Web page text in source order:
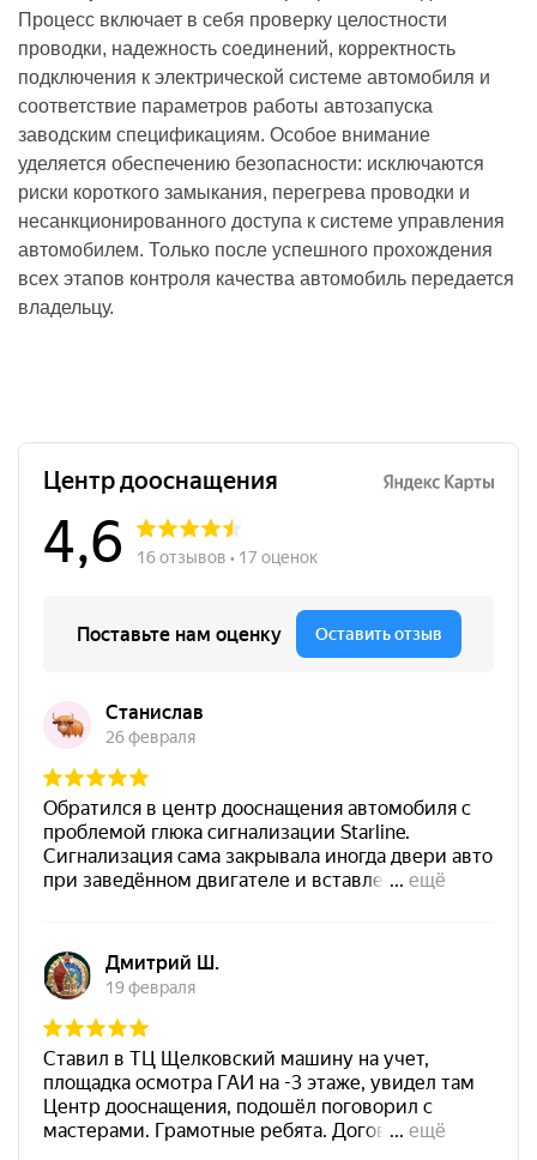
Процесс включает в себя проверку целостности
проводки, надежность соединений, корректность
подключения к электрической системе автомобиля и
соответствие параметров работы автозапуска
заводским спецификациям. Особое внимание
уделяется обеспечению безопасности: исключаются
риски короткого замыкания, перегрева проводки и
несанкционированного доступа к системе управления
автомобилем. Только после успешного прохождения
всех этапов контроля качества автомобиль передается
владельцу.